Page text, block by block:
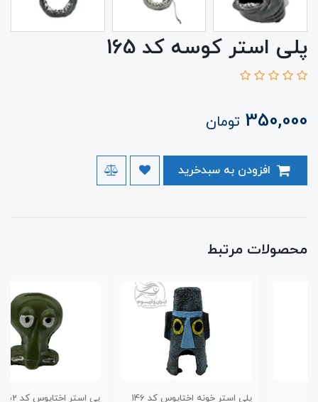
پلی استر کوسه کد 165
350,000 تومان
محصولات مرتبط
پلی استر خونه اختاپوس کد 146 پی استر اختاپوس کد 152